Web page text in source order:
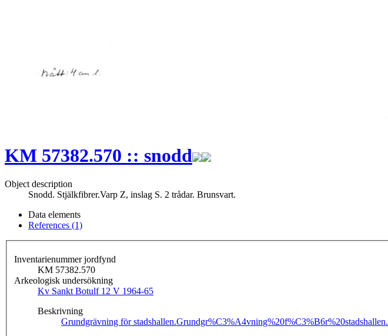
KM 57382.570 :: snodd
Object description
Snodd. Stjälkfibrer.Varp Z, inslag S. 2 trådar. Brunsvart.
Data elements
References (1)
Inventarienummer jordfynd
KM 57382.570
Arkeologisk undersökning
Kv Sankt Botulf 12 V 1964-65
Beskrivning
Grundgrävning för stadshallen.Grundgr%C3%A4vning%20f%C3%B6r%20stadshallen.